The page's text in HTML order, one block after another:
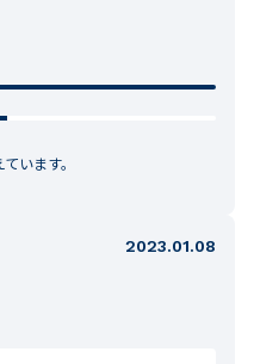
います。
2023.01.08